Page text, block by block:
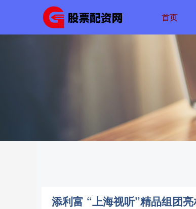
首页
添利富 “上海视听”精品组团